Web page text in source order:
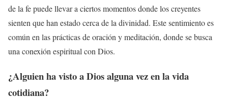
de la fe puede llevar a ciertos momentos donde los creyentes
sienten que han estado cerca de la divinidad. Este sentimiento es
común en las prácticas de oración y meditación, donde se busca
una conexión espiritual con Dios.
¿Alguien ha visto a Dios alguna vez en la vida
cotidiana?